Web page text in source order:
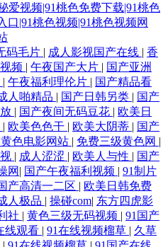
爱视频|91桃色免费下载|91桃色
口|91桃色视频|91桃色视频网
码毛片 | 成人影视国产在线 | 香
频 | 午夜国产大片 | 国产亚洲
| 午夜福利理伦片 | 国产精品看
人啪精品 | 国产日韩另类 | 国产
| 国产夜间无码豆花 | 欧美日
| 欧美色色干 | 欧美大阴蒂 | 国产
色电影网站 | 免费三级黄色网 |
| 成人涩涩 | 欧美人与性 | 国产
网 | 国产午夜福利视频 | 91制片
产高清一二区 | 欧美日韩免费
人极品 | 操碰com| 东方四虎影
社 | 黄色三级无码视频 | 91国产
线观看 | 91在线视频榴草 | 久草